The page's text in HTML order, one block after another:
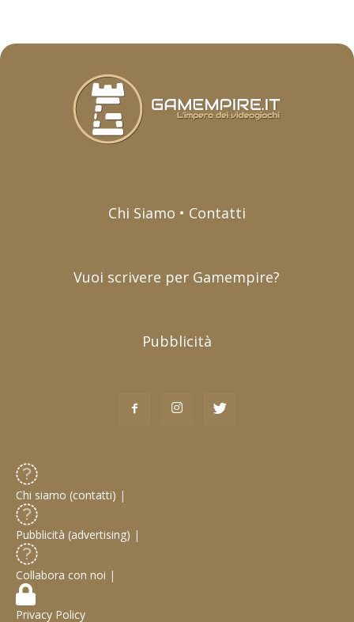
Chi Siamo • Contatti
Vuoi scrivere per Gamempire?
Pubblicità
Chi siamo (contatti) |
Pubblicità (advertising) |
Collabora con noi |
Privacy Policy